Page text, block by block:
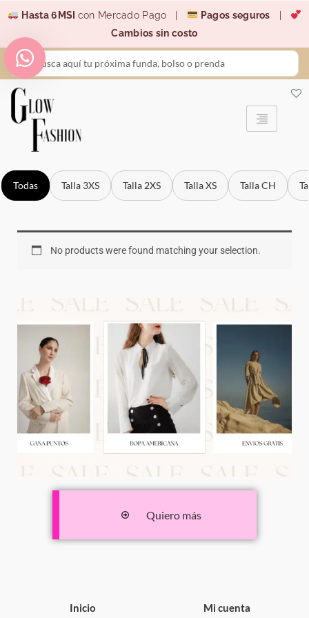
contenido
Hasta 6MSI con Mercado Pago | Pagos seguros
Cambios sin costo
Search
...
Todas Talla 3XS Talla 2XS Talla XS Talla CH
No products were found matching your selection.
Quiero más
Inicio Mi cuenta